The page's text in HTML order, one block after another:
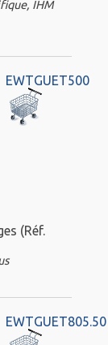
IHM
EWTGUET500
(Réf.
EWTGUET805.50